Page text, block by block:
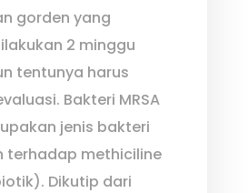
gorden yang
2 minggu
tentunya harus
Bakteri MRSA
jenis bakteri
terhadap methiciline
Dikutip dari